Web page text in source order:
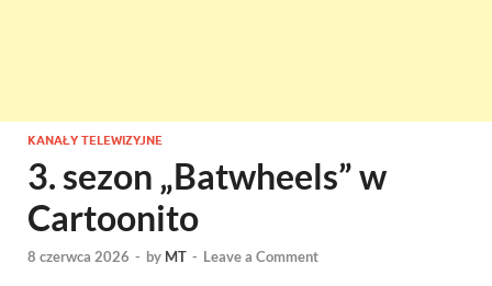
KANAŁY TELEWIZYJNE
3. sezon „Batwheels” w
Cartoonito
8 czerwca 2026 - by MT - Leave a Comment